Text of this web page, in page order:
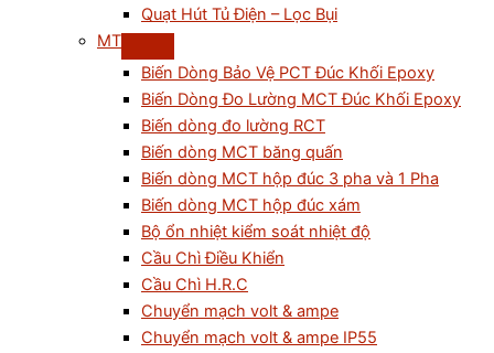
Quạt Hút Tủ Điện – Lọc Bụi
MT
Biến Dòng Bảo Vệ PCT Đúc Khối Epoxy
Biến Dòng Đo Lường MCT Đúc Khối Epoxy
Biến dòng đo lường RCT
Biến dòng MCT băng quấn
Biến dòng MCT hộp đúc 3 pha và 1 Pha
Biến dòng MCT hộp đúc xám
Bộ ổn nhiệt kiểm soát nhiệt độ
Cầu Chì Điều Khiển
Cầu Chì H.R.C
Chuyển mạch volt & ampe
Chuyển mạch volt & ampe IP55